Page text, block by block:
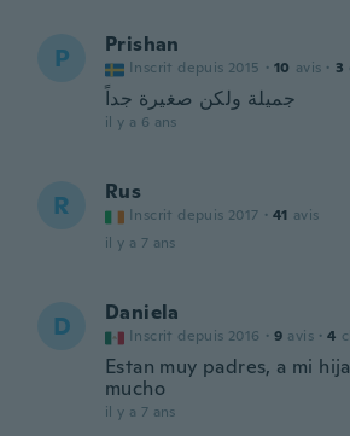
P Prishan
Inscrit depuis 2015 · 10 avis · 3
جميلة ولكن صغيرة جداً
il y a 6 ans
R Rus
Inscrit depuis 2017 · 41 avis
il y a 7 ans
D Daniela
Inscrit depuis 2016 · 9 avis · 4
Estan muy padres, a mi
mucho
il y a 7 ans